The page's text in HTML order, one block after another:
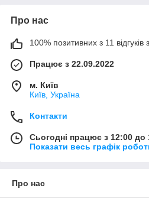
Про нас
100% позитивних з 11 відгуків
Працює з 22.09.2022
м. Київ
Київ, Україна
Контакти
Сьогодні працює з 12:00 до
Показати весь графік
Про нас